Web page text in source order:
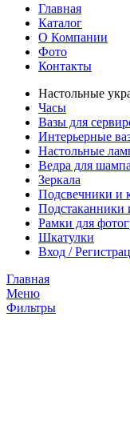
Главная
Каталог
О Компании
Фото
Контакты
Настольные
Часы
Вазы для
Интерьерные
Настольные
Ведра для
Зеркала
Подсвечники и
Подстаканники
Рамки для
Шкатулки
Вход /
Главная
Меню
Фильтры